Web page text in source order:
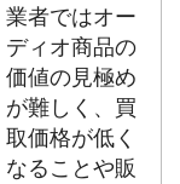
業者ではオー
ディオ商品の
価値の見極め
が難しく、買
取価格が低く
なることや販